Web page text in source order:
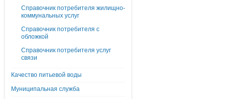
Справочник потребителя жилищно-
коммунальных услуг
Справочник потребителя с
обложкой
Справочник потребителя услуг
связи
Качество питьевой воды
Муниципальная служба